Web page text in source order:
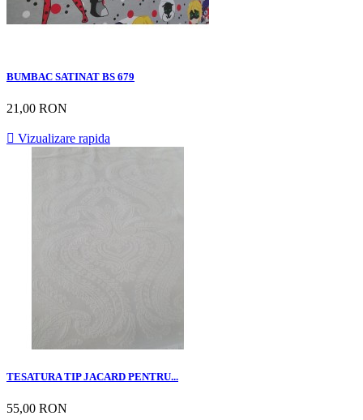
BUMBAC SATINAT BS 679
21,00 RON
 Vizualizare rapida
TESATURA TIP JACARD PENTRU...
55,00 RON